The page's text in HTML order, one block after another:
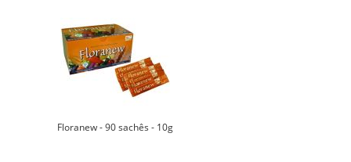
Floranew - 90 sachês - 10g